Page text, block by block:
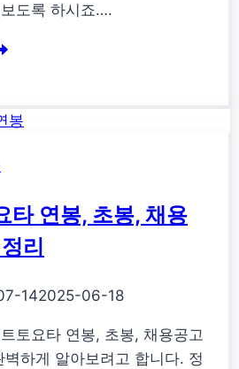
도록 하시죠….
타 연봉, 초봉, 채용
리
142025-06-18
토요타 연봉, 초봉, 채용공고
벽하게 알아보려고 합니다. 정